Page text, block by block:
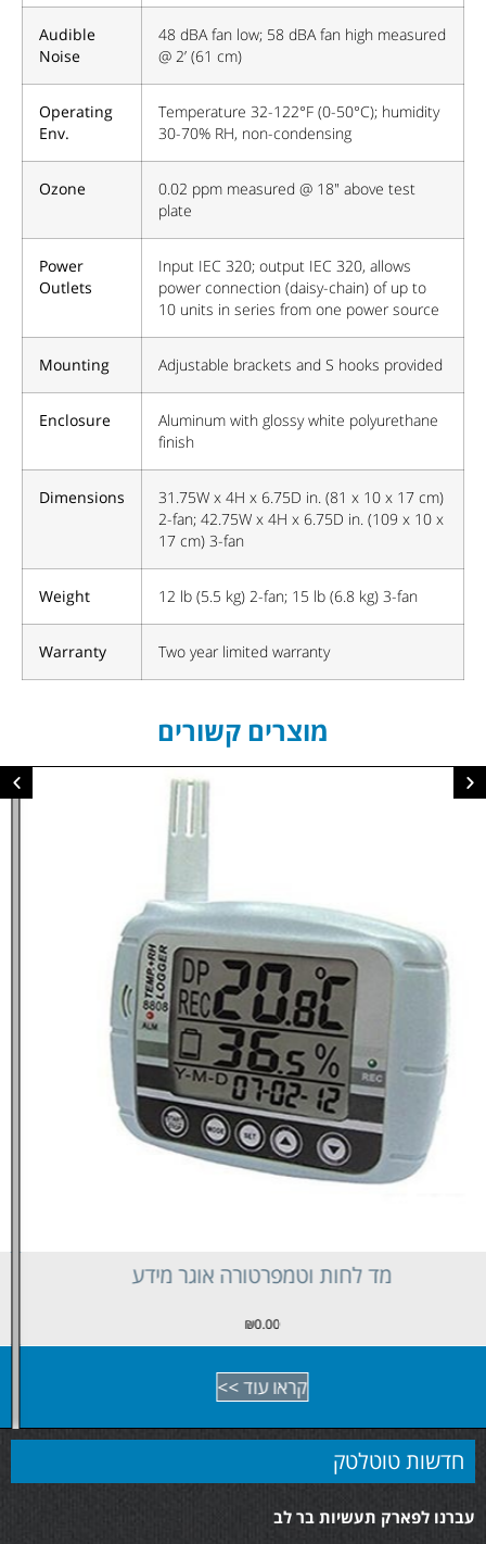
Audible
Noise
48 dBA fan low; 58 dBA fan high measured
@ 2’ (61 cm)
Operating
Env.
Temperature 32-122°F (0-50°C); humidity
30-70% RH, non-condensing
Ozone
0.02 ppm measured @ 18" above test
plate
Power
Outlets
Input IEC 320; output IEC 320, allows
power connection (daisy-chain) of up to
10 units in series from one power source
Mounting Adjustable brackets and S hooks provided
Enclosure
Aluminum with glossy white polyurethane
finish
Dimensions
31.75W x 4H x 6.75D in. (81 x 10 x 17 cm)
2-fan; 42.75W x 4H x 6.75D in. (109 x 10 x
17 cm) 3-fan
Weight 12 lb (5.5 kg) 2-fan; 15 lb (6.8 kg) 3-fan
Warranty Two year limited warranty
מוצרים קשורים
מד לחות וטמפרטורה
0.00
קראו עוד >>
חדשות טוטלטק
עברנו לפארק תעשיות בר לב